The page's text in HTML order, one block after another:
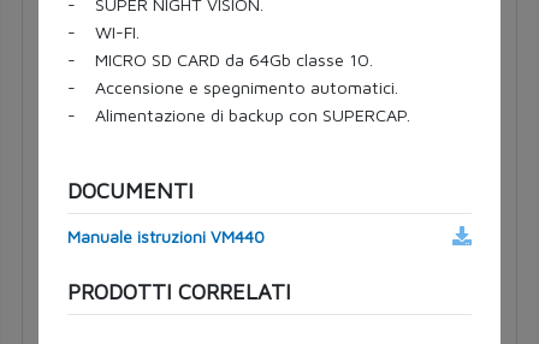
Tipo luce LED
- SUPER NIGHT VISION.
- WI-FI.
- MICRO SD CARD da 64Gb classe 10.
- Accensione e spegnimento automatici.
- Alimentazione di backup con SUPERCAP.
Risoluzione 1920x1080Pixel.
Sensore 2Megapixel.
Formato video MP4.
Slot micro SD CARD 256 Gb max.
DOCUMENTI
Manuale istruzioni VM440
PRODOTTI CORRELATI